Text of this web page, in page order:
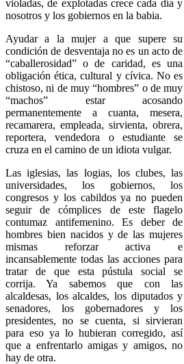
violadas, de explotadas crece cada día y
nosotros y los gobiernos en la babia.
Ayudar a la mujer a que supere su
condición de desventaja no es un acto de
“caballerosidad” o de caridad, es una
obligación ética, cultural y cívica. No es
chistoso, ni de muy “hombres” o de muy
“machos” estar acosando
permanentemente a cuanta, mesera,
recamarera, empleada, sirvienta, obrera,
reportera, vendedora o estudiante se
cruza en el camino de un idiota vulgar.
Las iglesias, las logias, los clubes, las
universidades, los gobiernos, los
congresos y los cabildos ya no pueden
seguir de cómplices de este flagelo
contumaz antifemenino. Es deber de
hombres bien nacidos y de las mujeres
mismas reforzar activa e
incansablemente todas las acciones para
tratar de que esta pústula social se
corrija. Ya sabemos que con las
alcaldesas, los alcaldes, los diputados y
senadores, los gobernadores y los
presidentes, no se cuenta, si sirvieran
para eso ya lo hubieran corregido, así
que a enfrentarlo amigas y amigos, no
hay de otra.